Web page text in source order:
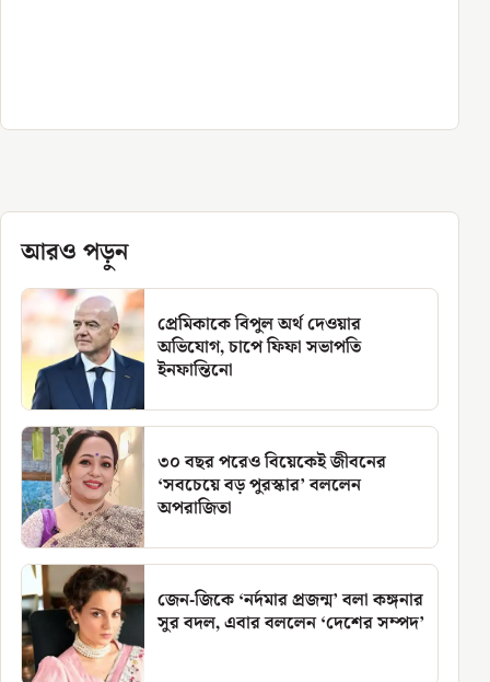
আরও পড়ুন
প্রেমিকাকে বিপুল অর্থ দেওয়ার
অভিযোগ, চাপে ফিফা সভাপতি
ইনফান্তিনো
৩০ বছর পরেও বিয়েকেই জীবনের
‘সবচেয়ে বড় পুরস্কার’ বললেন
অপরাজিতা
জেন-জিকে ‘নর্দমার প্রজন্ম’ বলা কঙ্গনার
সুর বদল, এবার বললেন ‘দেশের সম্পদ’